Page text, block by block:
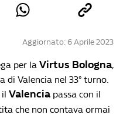
Aggiornato: 6 Aprile 2023
per la Virtus Bologna,
di Valencia nel 33° turno.
il Valencia passa con il
che non contava ormai